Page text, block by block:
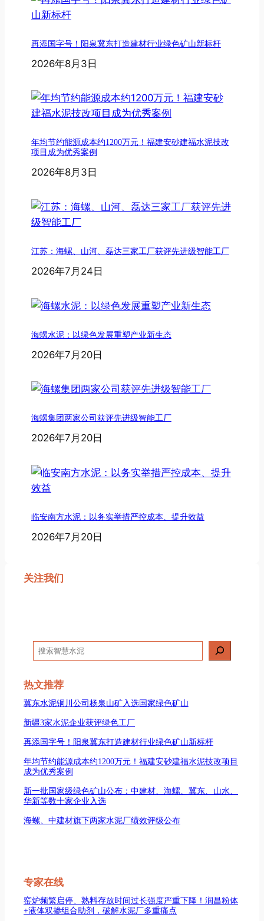
再添国字号！阳泉冀东打造建材行业绿色矿山新标杆
2026年8月3日
年均节约能源成本约1200万元！福建安砂建福水泥技改
项目成为优秀案例
2026年8月3日
江苏：海螺、山河、磊达三家工厂获评先进级智能工厂
2026年7月24日
海螺水泥：以绿色发展重塑产业新生态
2026年7月20日
海螺集团两家公司获评先进级智能工厂
2026年7月20日
临安南方水泥：以务实举措严控成本、提升效益
2026年7月20日
关注我们
搜
索
热文推荐
冀东水泥铜川公司杨泉山矿入选国家绿色矿山
新疆3家水泥企业获评绿色工厂
再添国字号！阳泉冀东打造建材行业绿色矿山新标杆
年均节约能源成本约1200万元！福建安砂建福水泥技改项目
成为优秀案例
新一批国家级绿色矿山公布：中建材、海螺、冀东、山水、
华新等数十家企业入选
海螺、中建材旗下两家水泥厂绩效评级公布
专家在线
窑炉频繁启停、熟料存放时间过长强度严重下降！润昌粉体
+液体双掺组合助剂，破解水泥厂多重痛点